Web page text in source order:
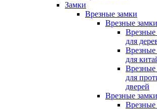
Замки
Врезные замки
Врезные
Врезные
для
Врезные
для
Врезные
для
дверей
Врезные
Врезные